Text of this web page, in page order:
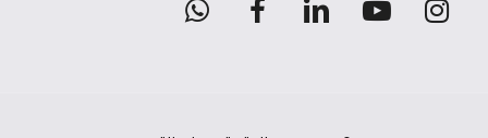
WhatsAppfacebook linkedin youtubeinstagram